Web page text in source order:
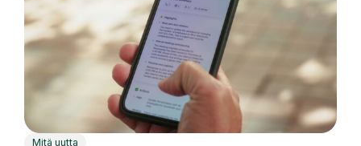
Mitä uutta